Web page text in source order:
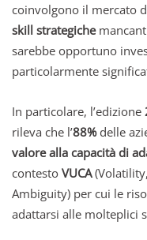
coinvolgono il mercato
skill strategiche
sarebbe opportuno
particolarmente
In particolare, l’edizione
rileva che l’88%delle
valore alla capacità di
contesto VUCA
Ambiguity) per cui le
adattarsi alle molteplici